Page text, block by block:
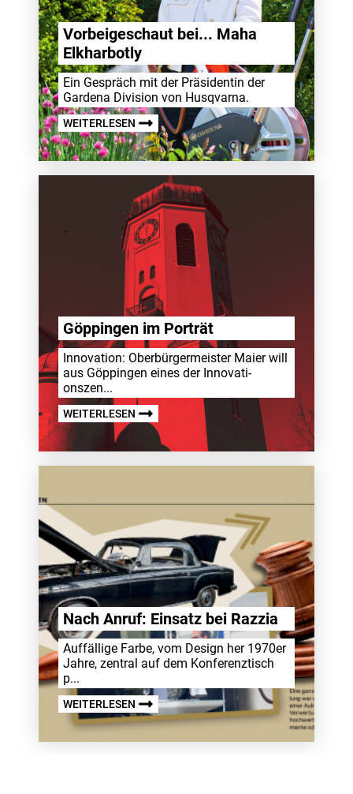
Vorbei­ge­schaut bei... Maha
Elkhar­botly
Ein Gespräch mit der Präsi­dentin der
Gardena Divi­sion von Husqvarna.
WEITERLESEN
Göppingen im Porträt
Inno­va­tion: Ober­bür­ger­meister Maier will
aus Göppingen eines der Inno­va­ti­
onszen...
WEITERLESEN
Nach Anruf: Einsatz bei Razzia
Auffäl­lige Farbe, vom Design her 1970er
Jahre, zentral auf dem Konfe­renz­tisch
p...
WEITERLESEN